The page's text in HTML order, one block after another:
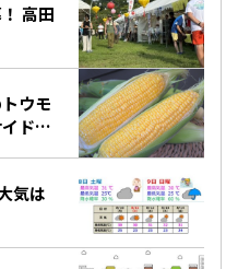
高田
ウモ
ドの